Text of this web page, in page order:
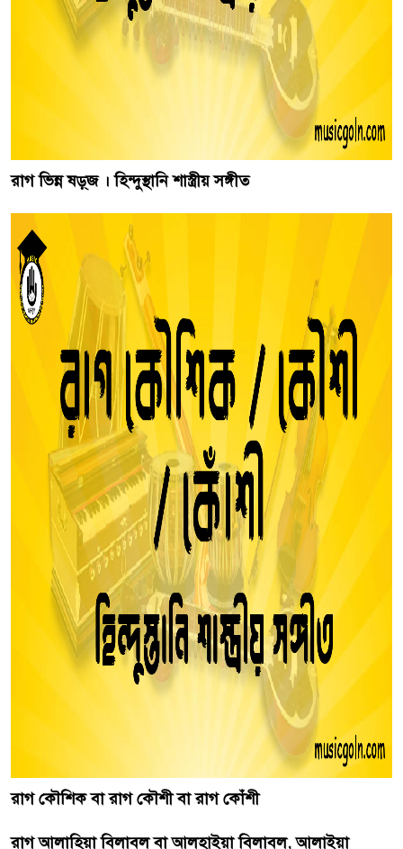
রাগ ভিন্ন ষড়্‌জ । হিন্দুস্থানি শাস্ত্রীয় সঙ্গীত
রাগ কৌশিক বা রাগ কৌশী বা রাগ কোঁশী
রাগ আলাহিয়া বিলাবল বা আলহাইয়া বিলাবল, আলাইয়া